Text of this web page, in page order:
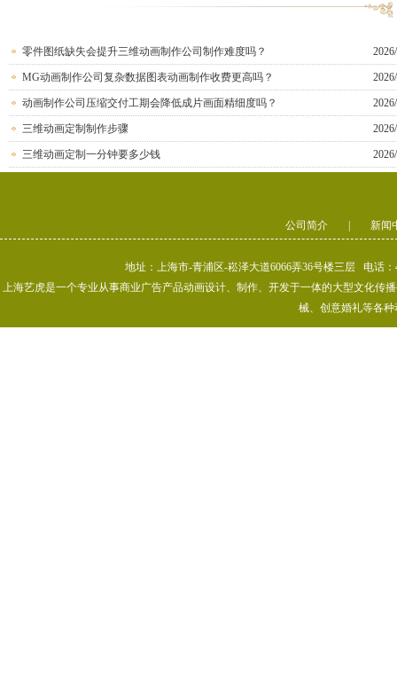
零件图纸缺失会提升三维动画制作公司制作难度吗？
MG动画制作公司复杂数据图表动画制作收费更高吗？
动画制作公司压缩交付工期会降低成片画面精细度吗？
三维动画定制制作步骤
三维动画定制一分钟要多少钱
公司简介 新闻
地址：上海市-青浦区-崧泽大道6066弄36号楼三层 电话
上海艺虎是一个专业从事商业广告产品动画设计、制作、开发于一体的大型文化传
械、创意婚礼等各